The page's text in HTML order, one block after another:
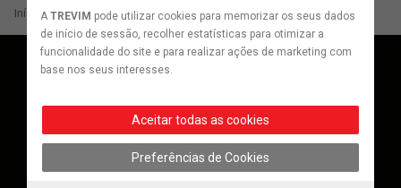
Início Autárquicas 2025
Autárquicas 2025
A TREVIM pode utilizar cookies para memorizar os seus dados
de início de sessão, recolher estatísticas para otimizar a
funcionalidade do site e para realizar ações de marketing com
base nos seus interesses.
Aceitar todas as cookies
Preferências de Cookies